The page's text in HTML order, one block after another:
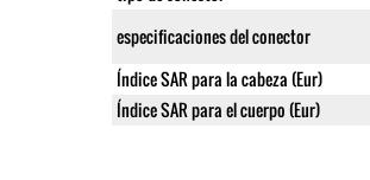
especificaciones del conector
Índice SAR para la cabeza (Eur)
Índice SAR para el cuerpo (Eur)